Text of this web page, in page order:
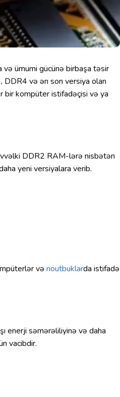
və ümumi gücünə birbaşa təsir
DDR4 və ən son versiya olan
bir kompüter istifadəçisi və ya
DDR2 RAM-lərə nisbətən
yeni versiyalara verib.
və noutbuklarda istifadə
enerji səmərəliliyinə və daha
vacibdir.